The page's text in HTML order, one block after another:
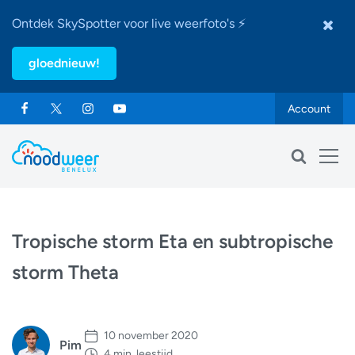
Ontdek SkySpotter voor live weerfoto's ⚡
gloednieuw!
Account
Tropische storm Eta en subtropische
storm Theta
Pim
10 november 2020